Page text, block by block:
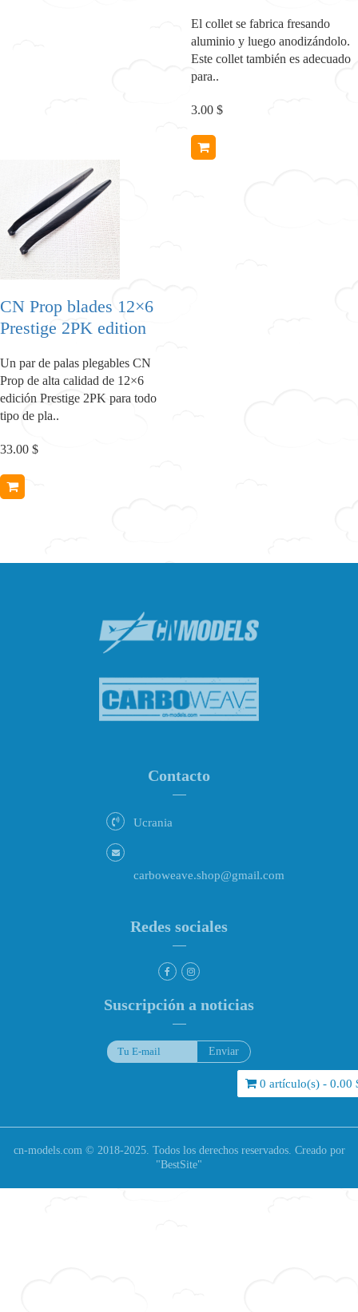
0 artículo(s) - 0.00
El collet se fabrica fresando
aluminio y luego anodizándolo.
Este collet también es adecuado
para..
3.00 $
CN Prop blades 12×6
Prestige 2PK edition
Un par de palas plegables CN
Prop de alta calidad de 12×6
edición Prestige 2PK para todo
tipo de pla..
33.00 $
Contacto
Ucrania
carboweave.shop@gmail.com
Redes sociales
Suscripción a noticias
cn-models.com © 2018-2025. Todos los derechos reservados. Creado por
"BestSite"